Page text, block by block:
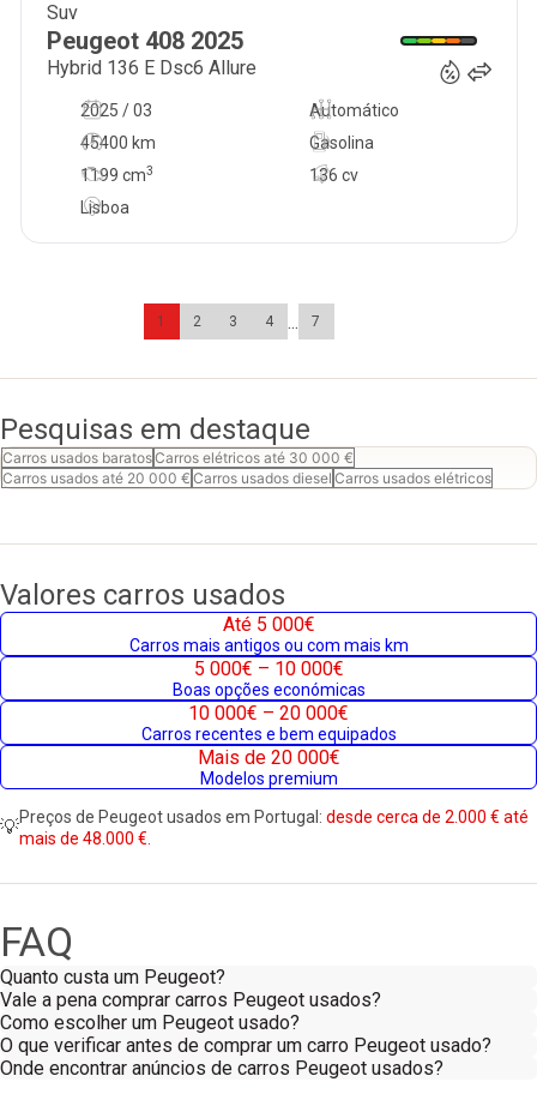
Suv
Peugeot 408 2025
Hybrid 136 E Dsc6 Allure
2025 / 03
Automático
45400 km
136 cv
Gasolina
1199 cm3
Lisboa
1 2 3 4 ... 7
Pesquisas em destaque
Carros usados baratosCarros elétricos até 30 000 €
Carros usados até 20 000 € Carros usados diesel Carros usados elétricos
Valores carros usados
Até 5 000€
Carros mais antigos ou com mais km
5 000€ – 10 000€
Boas opções económicas
10 000€ – 20 000€
Carros recentes e bem equipados
Mais de 20 000€
Modelos premium
💡Preços de Peugeot usados em Portugal: desde cerca de 2.000 € até
mais de 48.000 €.
FAQ
Quanto custa um Peugeot?
Vale a pena comprar carros Peugeot usados?
Como escolher um Peugeot usado?
O que verificar antes de comprar um carro Peugeot usado?
Onde encontrar anúncios de carros Peugeot usados?